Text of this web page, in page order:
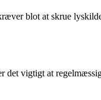
blot at skrue
vigtigt at